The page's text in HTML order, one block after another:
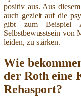
positiv aus. Aus
auch gezielt auf die
gibt zum Beispiel
Selbstbewusstsein von
leiden, zu stärken.
Wie
der Roth eine
Rehasport?